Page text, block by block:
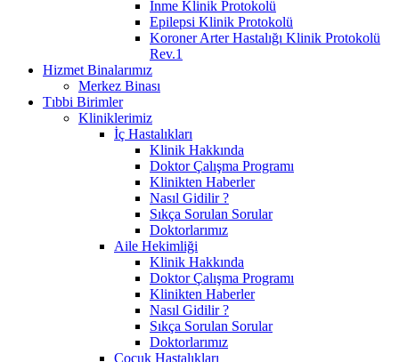
İnme Klinik Protokolü
Epilepsi Klinik Protokolü
Koroner Arter Hastalığı Klinik Protokolü
Rev.1
Hizmet Binalarımız
Merkez Binası
Tıbbi Birimler
Kliniklerimiz
İç Hastalıkları
Klinik Hakkında
Doktor Çalışma Programı
Klinikten Haberler
Nasıl Gidilir ?
Sıkça Sorulan Sorular
Doktorlarımız
Aile Hekimliği
Klinik Hakkında
Doktor Çalışma Programı
Klinikten Haberler
Nasıl Gidilir ?
Sıkça Sorulan Sorular
Doktorlarımız
Çocuk Hastalıkları